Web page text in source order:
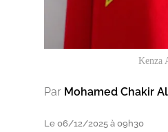
Kenza
Par Mohamed Chakir
Le 06/12/2025 à 09h30